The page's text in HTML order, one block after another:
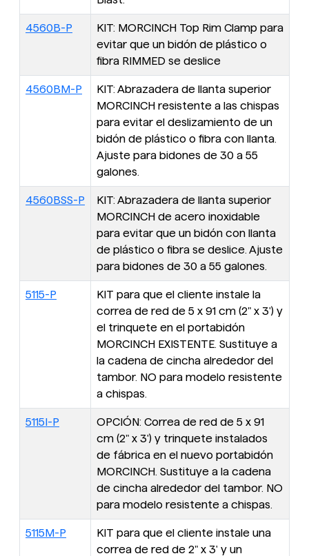
4560B-P
KIT: MORCINCH Top Rim Clamp para
evitar que un bidón de plástico o
fibra RIMMED se deslice
4560BM-P
KIT: Abrazadera de llanta superior
MORCINCH resistente a las chispas
para evitar el deslizamiento de un
bidón de plástico o fibra con llanta.
Ajuste para bidones de 30 a 55
galones.
4560BSS-P
KIT: Abrazadera de llanta superior
MORCINCH de acero inoxidable
para evitar que un bidón con llanta
de plástico o fibra se deslice. Ajuste
para bidones de 30 a 55 galones.
5115-P
KIT para que el cliente instale la
correa de red de 5 x 91 cm (2" x 3') y
el trinquete en el portabidón
MORCINCH EXISTENTE. Sustituye a
la cadena de cincha alrededor del
tambor. NO para modelo resistente
a chispas.
5115I-P
OPCIÓN: Correa de red de 5 x 91
cm (2" x 3') y trinquete instalados
de fábrica en el nuevo portabidón
MORCINCH. Sustituye a la cadena
de cincha alrededor del tambor. NO
para modelo resistente a chispas.
5115M-P
KIT para que el cliente instale una
correa de red de 2" x 3' y un